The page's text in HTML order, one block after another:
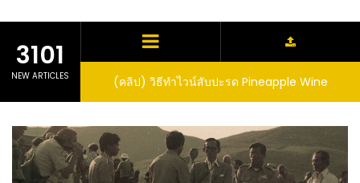
3101
NEW ARTICLES
ปในถัง จะได้ผล
expect that
would yield
fruit
(คลิป) วิธีทำไวน์สับปะรด Pineapple Wine